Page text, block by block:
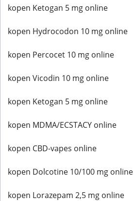
kopen Ketogan 5 mg online
kopen Hydrocodon 10 mg online
kopen Percocet 10 mg online
kopen Vicodin 10 mg online
kopen Ketogan 5 mg online
kopen MDMA/ECSTACY online
kopen CBD-vapes online
kopen Dolcotine 10/100 mg online
kopen Lorazepam 2,5 mg online